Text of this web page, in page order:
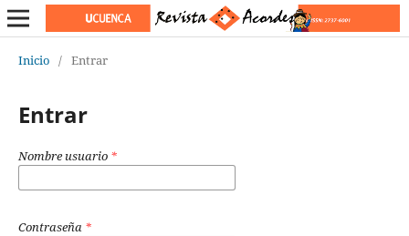
Inicio / Entrar
Entrar
Nombre usuario *
Contraseña *